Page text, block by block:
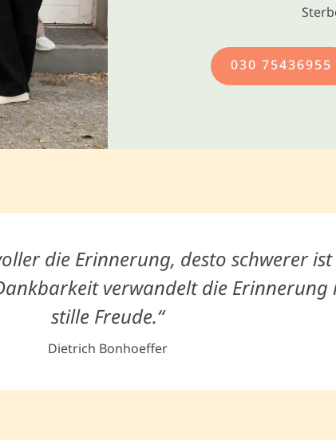
030 75436955
die Erinnerung, desto schwerer
verwandelt die Erinnerung
stille Freude.“
Dietrich Bonhoeffer